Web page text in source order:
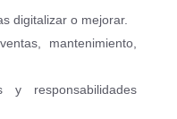
digitalizar o mejorar.
mantenimiento,
y responsabilidades